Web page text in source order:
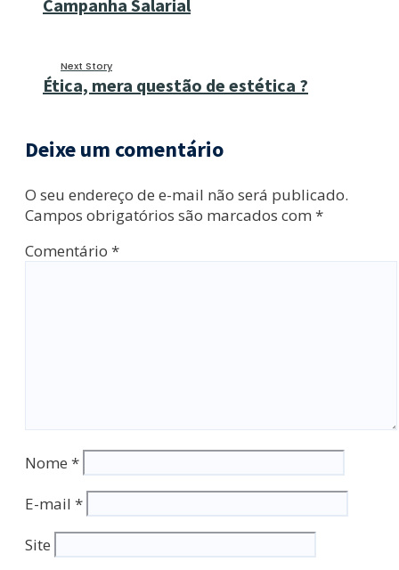
Campanha Salarial
Next Story
Ética, mera questão de estética ?
Deixe um comentário
O seu endereço de e-mail não será publicado.
Campos obrigatórios são marcados com *
Comentário *
Nome *
E-mail *
Site